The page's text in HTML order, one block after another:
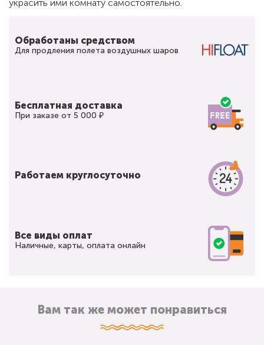
украсить ими комнату самостоятельно.
Обработаны средством
Для продления полета воздушных шаров
Бесплатная доставка
При заказе от 5 000 ₽
Работаем круглосуточно
Все виды оплат
Наличные, карты, оплата онлайн
Вам так же может понравиться